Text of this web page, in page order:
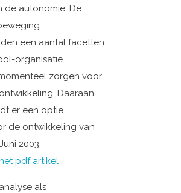
de autonomie; De
een aantal facetten
organisatie
zorgen voor
Daaraan
er een optie
de ontwikkeling van
2003
pdf artikel
als